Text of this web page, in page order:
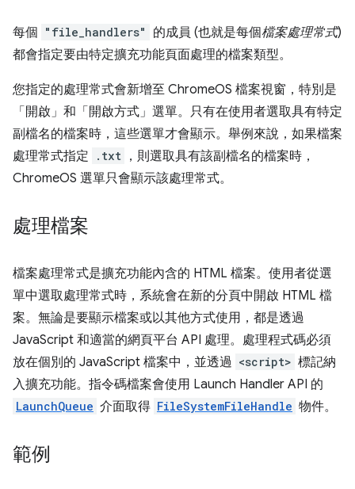
每個 "file_handlers" 的成員 (也就是每個檔案處理常式)
都會指定要由特定擴充功能頁面處理的檔案類型。
您指定的處理常式會新增至 ChromeOS 檔案視窗，特別是
「開啟」和「開啟方式」選單。只有在使用者選取具有特定
副檔名的檔案時，這些選單才會顯示。舉例來說，如果檔案
處理常式指定
.txt
，則選取具有該副檔名的檔案時，
ChromeOS 選單只會顯示該處理常式。
處理檔案
檔案處理常式是擴充功能內含的 HTML 檔案。使用者從選
單中選取處理常式時，系統會在新的分頁中開啟 HTML 檔
案。無論是要顯示檔案或以其他方式使用，都是透過
JavaScript 和適當的網頁平台 API 處理。處理程式碼必須
放在個別的 JavaScript 檔案中，並透過 <script> 標記納
入擴充功能。指令碼檔案會使用 Launch Handler API 的
LaunchQueue 介面取得 FileSystemFileHandle 物件。
範例